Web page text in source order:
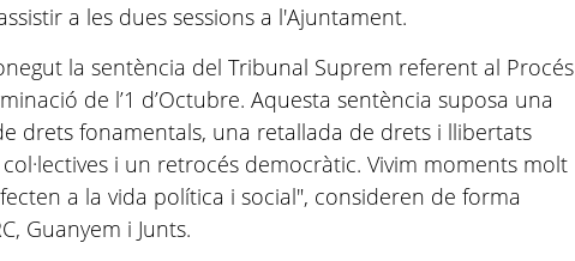
a les dues sessions a l'Ajuntament.
la sentència del Tribunal Suprem referent al Procés
de l’1 d’Octubre. Aquesta sentència suposa una
drets fonamentals, una retallada de drets i llibertats
i un retrocés democràtic. Vivim moments molt
a la vida política i social", consideren de forma
Guanyem i Junts.